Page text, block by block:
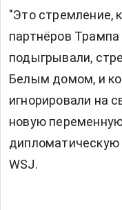
"Это стремление,
партнёров
подыгрывали,
Белым домом, и
игнорировали на
новую
дипломатическую
WSJ.